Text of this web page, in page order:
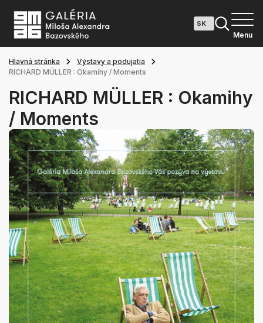
Menu
Hlavná stránka
Výstavy a podujatia
RICHARD MÜLLER : Okamihy / Moments
RICHARD MÜLLER : Okamihy
/ Moments